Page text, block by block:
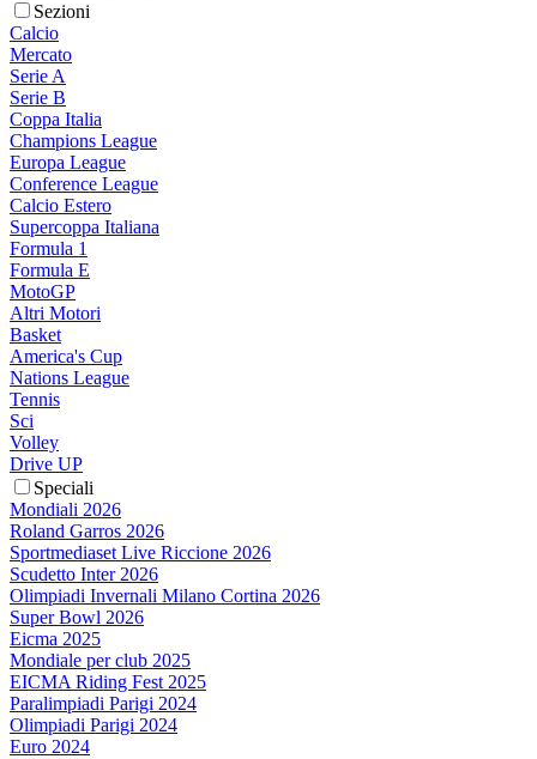
Sezioni
Calcio
Mercato
Serie A
Serie B
Coppa Italia
Champions League
Europa League
Conference League
Calcio Estero
Supercoppa Italiana
Formula 1
Formula E
MotoGP
Altri Motori
Basket
America's Cup
Nations League
Tennis
Sci
Volley
Drive UP
Speciali
Mondiali 2026
Roland Garros 2026
Sportmediaset Live Riccione 2026
Scudetto Inter 2026
Olimpiadi Invernali Milano Cortina 2026
Super Bowl 2026
Eicma 2025
Mondiale per club 2025
EICMA Riding Fest 2025
Paralimpiadi Parigi 2024
Olimpiadi Parigi 2024
Euro 2024